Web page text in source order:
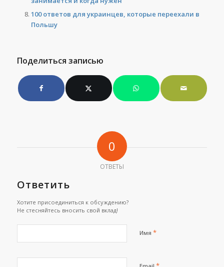
100 ответов для украинцев, которые переехали в
Польшу
Поделиться записью
0
ОТВЕТЫ
Ответить
Хотите присоединиться к обсуждению?
Не стесняйтесь вносить свой вклад!
Имя *